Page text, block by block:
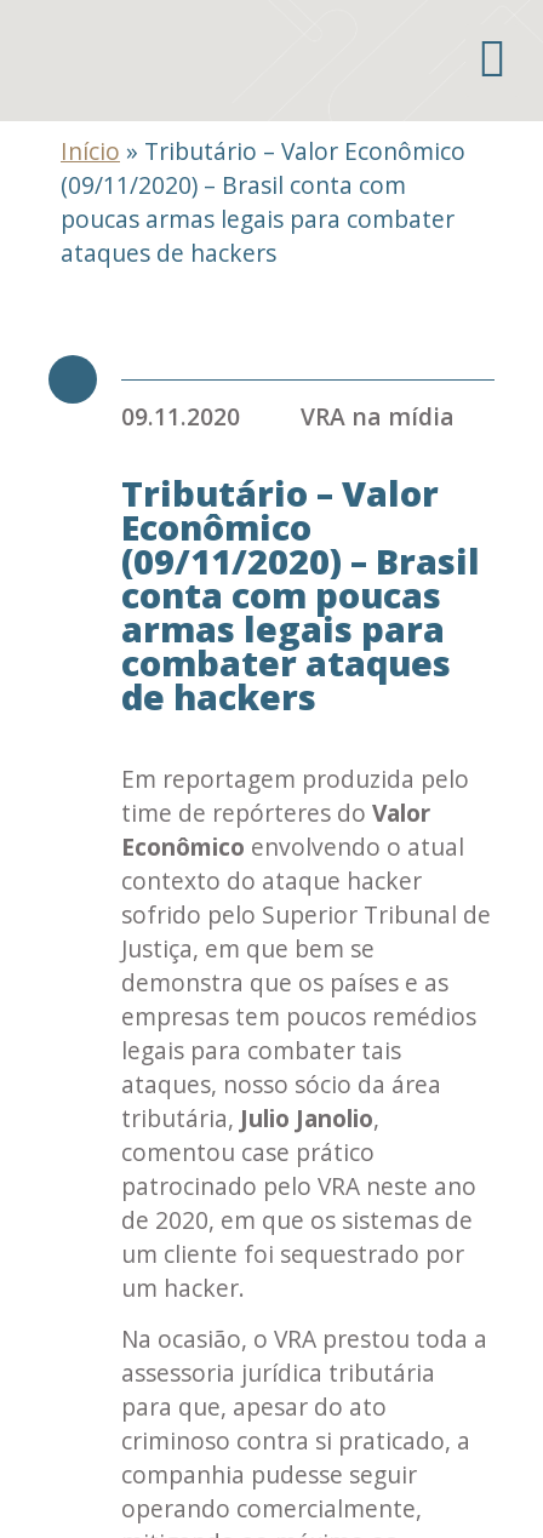
Início » Tributário – Valor Econômico
(09/11/2020) – Brasil conta com
poucas armas legais para combater
ataques de hackers
09.11.2020 VRA na mídia
Tributário – Valor
Econômico
(09/11/2020) – Brasil
conta com poucas
armas legais para
combater ataques
de hackers
Em reportagem produzida pelo
time de repórteres do Valor
Econômico envolvendo o atual
contexto do ataque hacker
sofrido pelo Superior Tribunal de
Justiça, em que bem se
demonstra que os países e as
empresas tem poucos remédios
legais para combater tais
ataques, nosso sócio da área
tributária, Julio Janolio,
comentou case prático
patrocinado pelo VRA neste ano
de 2020, em que os sistemas de
um cliente foi sequestrado por
um hacker.
Na ocasião, o VRA prestou toda a
assessoria jurídica tributária
para que, apesar do ato
criminoso contra si praticado, a
companhia pudesse seguir
operando comercialmente,